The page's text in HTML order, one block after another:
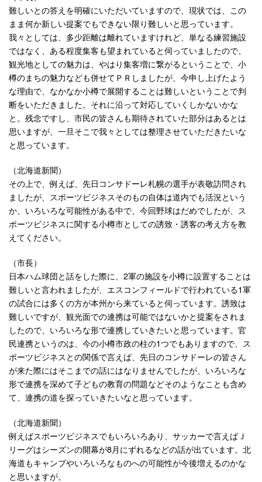
難しいとの答えを明確にいただいていますので、現状では、この
まま何か新しい提案でもできない限り難しいと思っています。
我々としては、多少距離は離れていますけれど、単なる練習施設
ではなく、ある程度集客も望まれていると伺っていましたので、
観光地としての魅力は、やはり集客増に繋がるということで、小
樽のまちの魅力なども併せてＰＲしましたが、今申し上げたよう
な理由で、なかなか小樽で展開することは難しいということで判
断をいただきました。それに沿って対応していくしかないかな
と。残念ですし、市民の皆さんも期待されていた部分はあるとは
思いますが、一旦そこで我々としては整理させていただきたいな
と思っています。
（北海道新聞）
その上で、例えば、先日コンサドーレ札幌の選手が表敬訪問され
ましたが、スポーツビジネスそのもの自体は道内でも活況という
か、いろいろな可能性がある中で、今回野球はだめでしたが、ス
ポーツビジネスに関する小樽市としての誘致・誘客の考え方を教
えてください。
（市長）
日本ハム球団と話をした際に、2軍の施設を小樽に設置することは
難しいと言われましたが、エスコンフィールドで行われている1軍
の試合には多くの方が本州から来ていると伺っています。誘致は
難しいですが、観光面での連携は可能ではないかと提案をされま
したので、いろいろな形で連携していきたいと思っています。官
民連携というのは、今の小樽市政の柱の1つでもありますので、ス
ポーツビジネスとの関係で言えば、先日のコンサドーレの皆さん
が来た際にはそこまでの話にはなりませんでしたが、いろいろな
形で連携を深めて子どもの教育の問題などそのようなことも含め
て、連携の道を探っていきたいなと思っています。
（北海道新聞）
例えばスポーツビジネスでもいろいろあり、サッカーで言えばＪ
リーグはシーズンの開幕が8月にずれるなどの話が出ています。北
海道もキャンプやいろいろなものへの可能性が今後増えるのかな
と思いますが。